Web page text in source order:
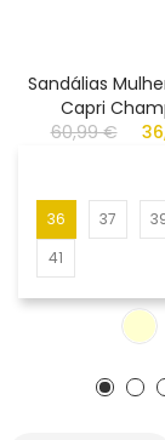
Sandálias
Capri
60,99 €
36 37
41